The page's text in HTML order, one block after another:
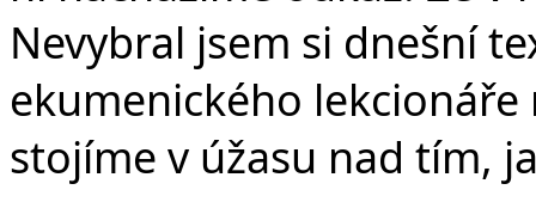
Nevybral jsem si dnešní
ekumenického
stojíme v úžasu nad tím,